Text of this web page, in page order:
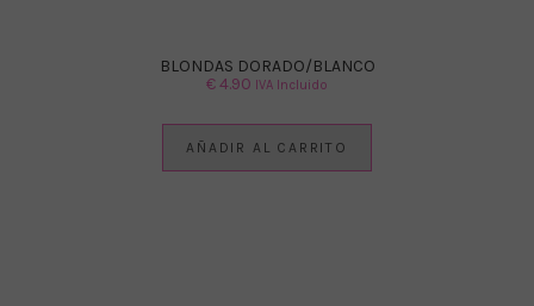
BLONDAS DORADO/BLANCO
€4.90 IVA Incluido
AÑADIR AL CARRITO